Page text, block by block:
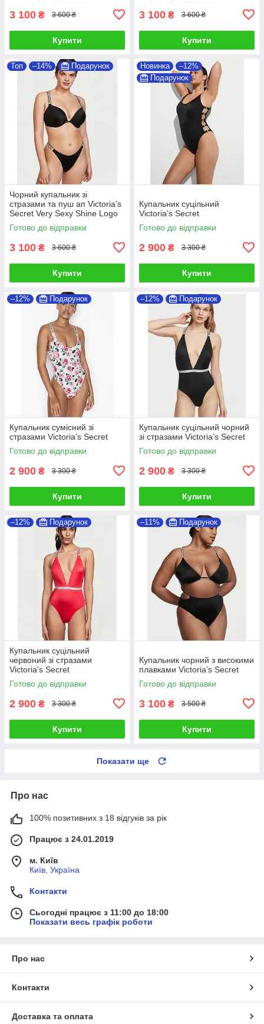
3 100 ₴ 3 600 ₴
Купити
3 100 ₴ 3 600 ₴
Купити
Топ –14% Подарунок
Чорний купальник зі
стразами та пуш ап Victoria’s
Secret Very Sexy Shine Logo
Strap
Готово до відправки
3 100 ₴ 3 600 ₴
Купити
Новинка
–12%
Подарунок
Купальник суцільний
Victoria’s Secret
Готово до відправки
2 900 ₴ 3 300 ₴
Купити
–12% Подарунок
Купальник сумісний зі
стразами Victoria’s Secret
Готово до відправки
2 900 ₴ 3 300 ₴
Купити
–12% Подарунок
Купальник суцільний чорний
зі стразами Victoria’s Secret
Готово до відправки
2 900 ₴ 3 300 ₴
Купити
–12% Подарунок
Купальник суцільний
червоний зі стразами
Victoria’s Secret
Готово до відправки
2 900 ₴ 3 300 ₴
Купити
–11% Подарунок
Купальник чорний з високими
плавками Victoria’s Secret
Готово до відправки
3 100 ₴ 3 500 ₴
Купити
Показати ще
Про нас
100% позитивних з 18 відгуків за рік
Працює з 24.01.2019
м. Київ
Київ, Україна
Контакти
Сьогодні працює з 11:00 до 18:00
Показати весь графік роботи
Про нас
Контакти
Доставка та оплата